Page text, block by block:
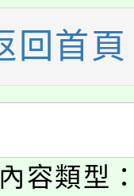
通分析基
輔導中心
、社會
參加。
辦理
影音徵
動海報
。
度學生
觀特色
畫」
部表揚
獻獎」
年度第
回首頁
容類型